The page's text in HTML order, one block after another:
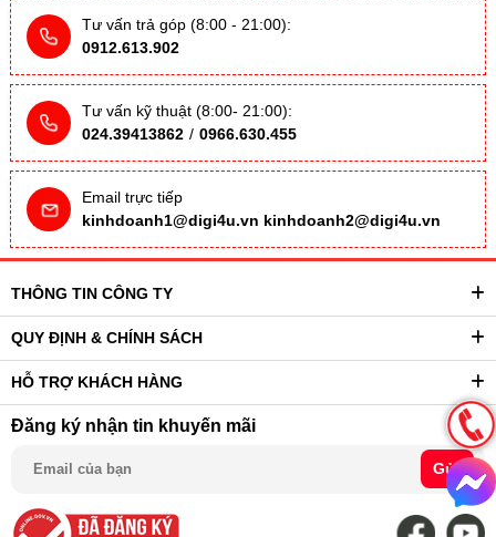
Tư vấn trả góp (8:00 - 21:00):
0912.613.902
Tư vấn kỹ thuật (8:00- 21:00):
024.39413862 / 0966.630.455
Email trực tiếp
kinhdoanh1@digi4u.vn kinhdoanh2@digi4u.vn
THÔNG TIN CÔNG TY
QUY ĐỊNH & CHÍNH SÁCH
HỖ TRỢ KHÁCH HÀNG
Đăng ký nhận tin khuyến mãi
Gửi